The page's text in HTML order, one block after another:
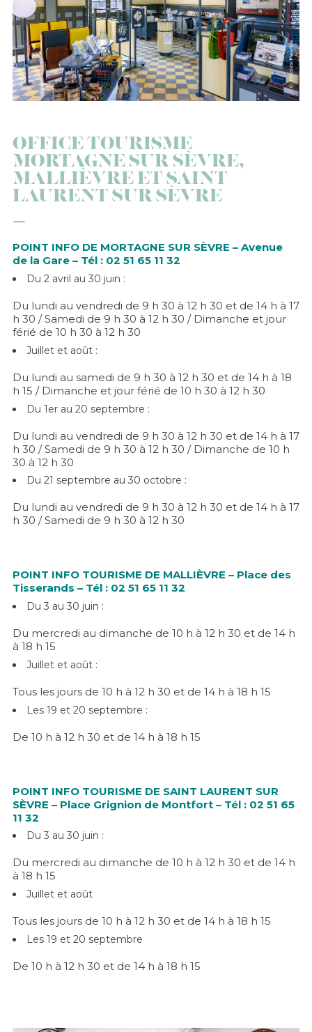
OFFICE TOURISME
MORTAGNE SUR SÈVRE,
MALLIÈVRE ET SAINT
LAURENT SUR SÈVRE
POINT INFO DE MORTAGNE SUR SÈVRE – Avenue
de la Gare – Tél : 02 51 65 11 32
Du 2 avril au 30 juin :
Du lundi au vendredi de 9 h 30 à 12 h 30 et de 14 h à 17
h 30 / Samedi de 9 h 30 à 12 h 30 / Dimanche et jour
férié de 10 h 30 à 12 h 30
Juillet et août :
Du lundi au samedi de 9 h 30 à 12 h 30 et de 14 h à 18
h 15 / Dimanche et jour férié de 10 h 30 à 12 h 30
Du 1er au 20 septembre :
Du lundi au vendredi de 9 h 30 à 12 h 30 et de 14 h à 17
h 30 / Samedi de 9 h 30 à 12 h 30 / Dimanche de 10 h
30 à 12 h 30
Du 21 septembre au 30 octobre :
Du lundi au vendredi de 9 h 30 à 12 h 30 et de 14 h à 17
h 30 / Samedi de 9 h 30 à 12 h 30
POINT INFO TOURISME DE MALLIÈVRE – Place des
Tisserands – Tél : 02 51 65 11 32
Du 3 au 30 juin :
Du mercredi au dimanche de 10 h à 12 h 30 et de 14 h
à 18 h 15
Juillet et août:
Tous les jours de 10 h à 12 h 30 et de 14 h à 18 h 15
Les 19 et 20 septembre :
De 10 h à 12 h 30 et de 14 h à 18 h 15
POINT INFO TOURISME DE SAINT LAURENT SUR
SÈVRE – Place Grignion de Montfort – Tél : 02 51 65
11 32
Du 3 au 30 juin :
Du mercredi au dimanche de 10 h à 12 h 30 et de 14 h
à 18 h 15
Juillet et août
Tous les jours de 10 h à 12 h 30 et de 14 h à 18 h 15
Les 19 et 20 septembre
De 10 h à 12 h 30 et de 14 h à 18 h 15